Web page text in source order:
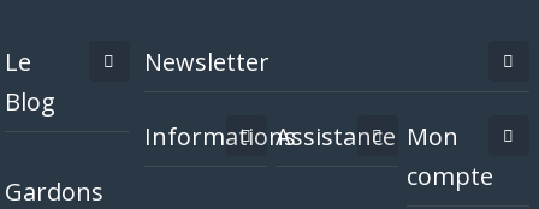
Le
Blog
Gardons
Newsletter
InformationsAssistance Mon
compte